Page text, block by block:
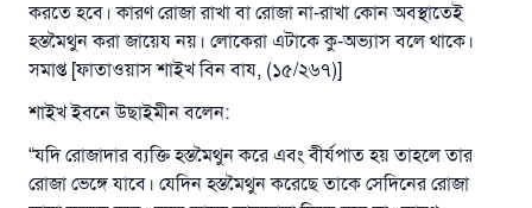
করতে হবে। কারণ রোজা রাখা বা রোজা না-রাখা কোন অবস্থাতেই
হস্তমৈথুন করা জায়েয নয়। লোকেরা এটাকে কু-অভ্যাস বলে থাকে।
সমাপ্ত [ফাতাওয়াস শাইখ বিন বায, (১৫/২৬৭)]
শাইখ ইবনে উছাইমীন বলেন:
“যদি রোজাদার ব্যক্তি হস্তমৈথুন করে এবং বীর্যপাত হয় তাহলে তার
রোজা ভেঙ্গে যাবে। যেদিন হস্তমৈথুন করেছে তাকে সেদিনের রোজা
উত্তর নম্বর ১১০৮৪৫ একটি বিবাহ রক্ষা
করেছিল।